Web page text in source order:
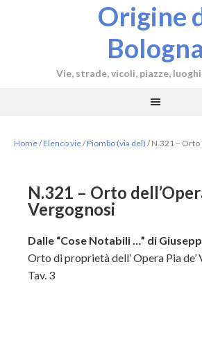
Origine
Bologna
Vie, strade, vicoli, piazze,
Home/Elenco vie/Piombo (via del) /N.321 – Orto
N.321 – Orto
Vergognosi
Dalle “Cose Notabili …” di
Orto di proprietà dell’ Opera Pia de’
Tav. 3